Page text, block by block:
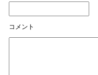
コメント